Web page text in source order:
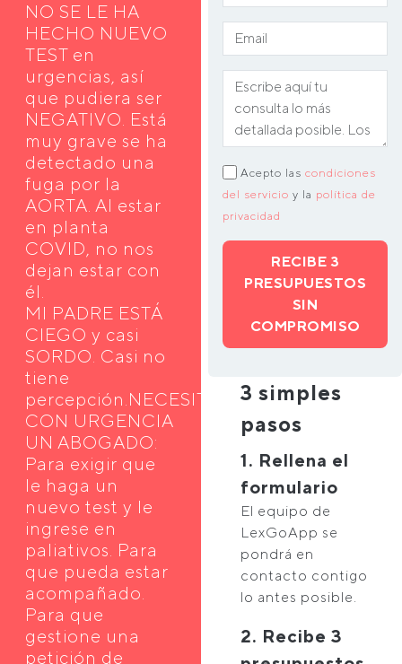
NO SE LE HA
HECHO NUEVO
TEST en
urgencias, así
que pudiera ser
NEGATIVO. Está
muy grave se ha
detectado una
fuga por la
AORTA. Al estar
en planta
COVID, no nos
dejan estar con
él.
MI PADRE ESTÁ
CIEGO y casi
SORDO. Casi no
tiene
percepción.NECESITO
CON URGENCIA
UN ABOGADO:
Para exigir que
le haga un
nuevo test y le
ingrese en
paliativos. Para
que pueda estar
acompañado.
Para que
gestione una
petición de
Acepto las condiciones
del servicio y la política de
privacidad
RECIBE 3
PRESUPUESTOS
SIN
COMPROMISO
3 simples
pasos
1. Rellena el
formulario
El equipo de
LexGoApp se
pondrá en
contacto contigo
lo antes posible.
2. Recibe 3